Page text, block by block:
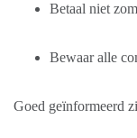
Betaal niet
Bewaar alle
Goed geïnformeerd